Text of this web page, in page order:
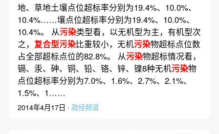
地、草地土壤点位超标率分别为19.4%、10.0%、
10.4%……壤点位超标率分别为19.4%、10.0%、
10.4%。 从污染类型看，以无机型为主，有机型次
之， 复合型污染比重较小，无机污染物超标点位数
占全部超标点位的82.8%。 从污染物超标情况看，
镉、汞、砷、铜、铅、铬、锌、镍8种无机污染物
点位超标率分别为7.0%、1.6%、2.7%、2.1%、
1.5%、1……
2014年4月17日 · 政经频道